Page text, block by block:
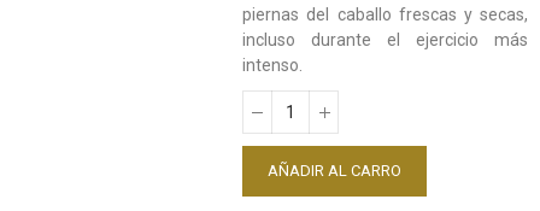
piernas del caballo frescas y secas,
incluso durante el ejercicio más
intenso.
AÑADIR AL CARRO